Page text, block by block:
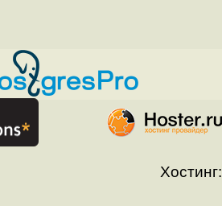
Хостинг: